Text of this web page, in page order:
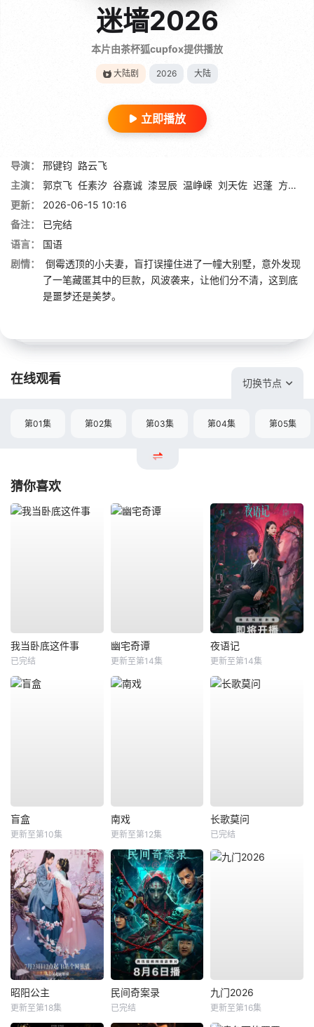
迷墙2026
本片由茶杯狐cupfox提供播放
大陆剧 2026 大陆
立即播放
导演： 邢键钧 路云飞
主演：
郭京飞 任素汐 谷嘉诚 漆昱辰 温峥嵘 刘天佐 迟蓬 方芳
更新：
2026-06-15 10:16
备注：
已完结
语言：
国语
剧情：
倒霉透顶的小夫妻，盲打误撞住进了一幢大别墅，意外发现
了一笔藏匿其中的巨款，风波袭来，让他们分不清，这到底
是噩梦还是美梦。
在线观看 切换节点
第01集 第02集 第03集 第04集 第05集
猜你喜欢
我当卧底这件事
已完结
幽宅奇谭
更新至第14集
夜语记
更新至第14集
盲盒
更新至第10集
南戏
更新至第12集
长歌莫问
已完结
昭阳公主
更新至第18集
民间奇案录
已完结
九门2026
更新至第16集